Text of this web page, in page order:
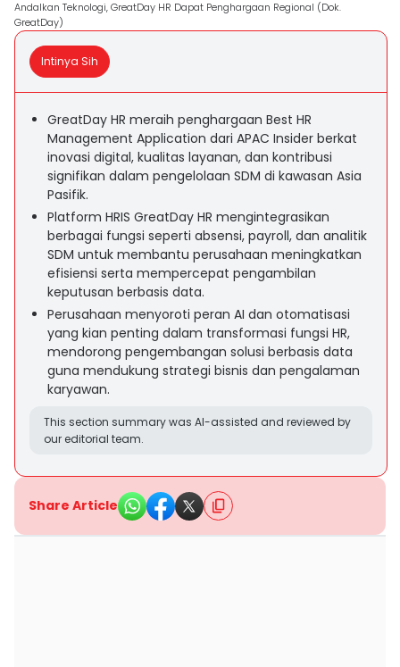
Andalkan Teknologi, GreatDay HR Dapat Penghargaan Regional (Dok.
GreatDay)
Intinya Sih
GreatDay HR meraih penghargaan Best HR
Management Application dari APAC Insider berkat
inovasi digital, kualitas layanan, dan kontribusi
signifikan dalam pengelolaan SDM di kawasan Asia
Pasifik.
Platform HRIS GreatDay HR mengintegrasikan
berbagai fungsi seperti absensi, payroll, dan analitik
SDM untuk membantu perusahaan meningkatkan
efisiensi serta mempercepat pengambilan
keputusan berbasis data.
Perusahaan menyoroti peran AI dan otomatisasi
yang kian penting dalam transformasi fungsi HR,
mendorong pengembangan solusi berbasis data
guna mendukung strategi bisnis dan pengalaman
karyawan.
This section summary was AI-assisted and reviewed by
our editorial team.
Share Article